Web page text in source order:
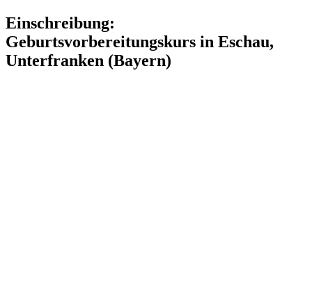
Einschreibung:
Geburtsvorbereitungskurs in Eschau,
Unterfranken (Bayern)